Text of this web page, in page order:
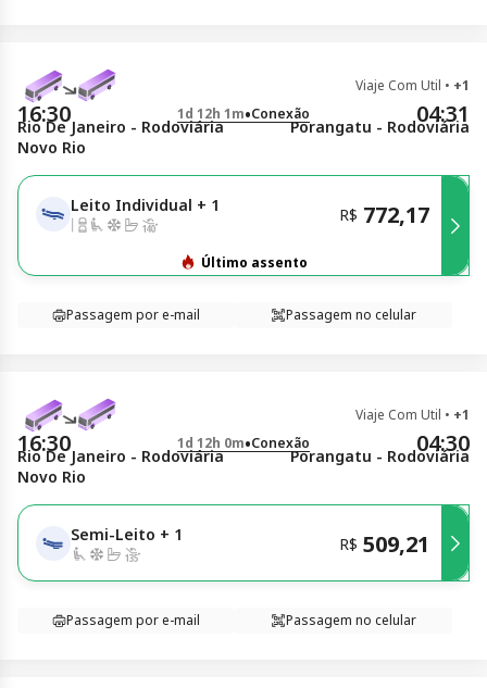
Viaje Com Util • +1
16:30 1d 12h 1m•Conexão 04:31
Rio De Janeiro - Rodoviária
Novo Rio
Porangatu - Rodoviária
Leito Individual + 1 R$ 772,17
Último assento
Passagem por e-mail Passagem no celular
Viaje Com Util • +1
16:30 1d 12h 0m•Conexão 04:30
Rio De Janeiro - Rodoviária
Novo Rio
Porangatu - Rodoviária
Semi-Leito + 1 R$ 509,21
Passagem por e-mail Passagem no celular